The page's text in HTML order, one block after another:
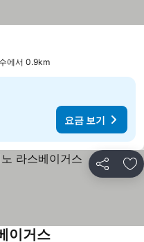
기
에서 0.9km
요금 보기
공유 즐
이거스